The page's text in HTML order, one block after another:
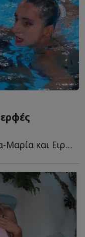
Τεράστια επιτυχία για τις Αννα-Μαρία και Ειρήνη Αλεξανδρή, στο Ε�...